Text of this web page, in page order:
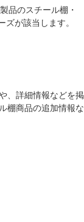
品のスチール棚・
が該当します。
、詳細情報などを掲
棚商品の追加情報な